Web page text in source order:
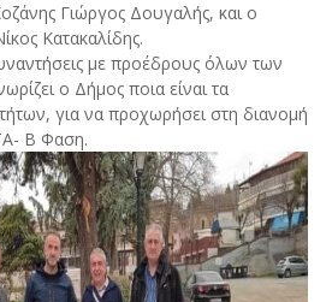
Γιώργος Δουγαλής, και ο
Κατακαλίδης.
με προέδρους όλων των
ο Δήμος ποια είναι τα
για να προχωρήσει στη διανομή
Β Φαση.